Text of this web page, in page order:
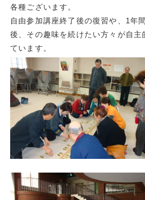
各種ございます。
自由参加講座終了後の復習や、1年
後、その趣味を続けたい方々が自主
ています。